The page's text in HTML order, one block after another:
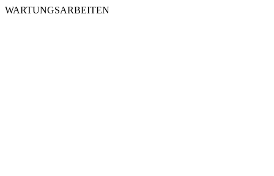
WARTUNGSARBEITEN